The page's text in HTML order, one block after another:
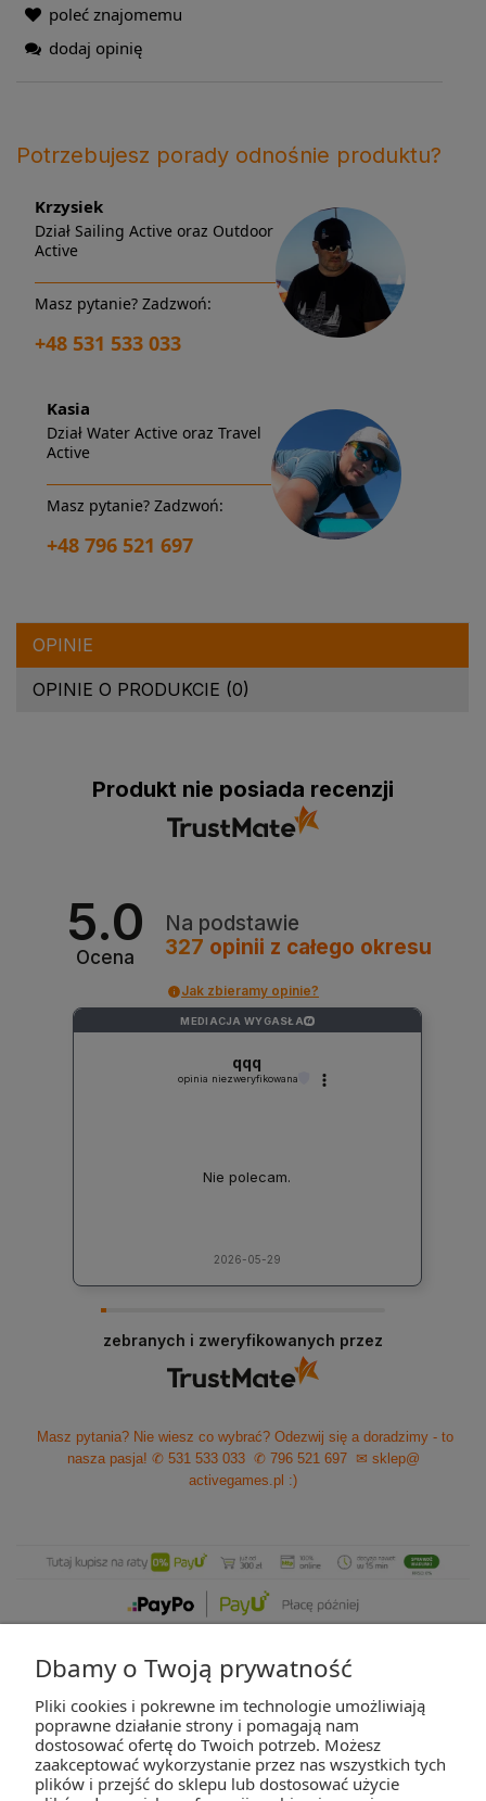
poleć znajomemu
dodaj opinię
Potrzebujesz porady odnośnie produktu?
Krzysiek
Dział Sailing Active oraz Outdoor
Active
Masz pytanie? Zadzwoń:
+48 531 533 033
Kasia
Dział Water Active oraz Travel
Active
Masz pytanie? Zadzwoń:
+48 796 521 697
OPINIE
OPINIE O PRODUKCIE (0)
Produkt nie posiada recenzji
5.0
Ocena
Na podstawie
327 opinii z całego okresu
Jak zbieramy opinie?
MEDIACJA WYGASŁA ?
qqq
opinia niezweryfikowana
Nie polecam.
2026-05-29
zebranych i zweryfikowanych przez
Masz pytania? Nie wiesz co wybrać? Odezwij się a doradzimy - to
nasza pasja! ✆ 531 533 033 ✆ 796 521 697
✉ sklep@
activegames.pl :)
ZAKUPY
POMOC
Dbamy o Twoją prywatność
Pliki cookies i pokrewne im technologie umożliwiają
poprawne działanie strony i pomagają nam
dostosować ofertę do Twoich potrzeb. Możesz
zaakceptować wykorzystanie przez nas wszystkich tych
plików i przejść do sklepu lub dostosować użycie